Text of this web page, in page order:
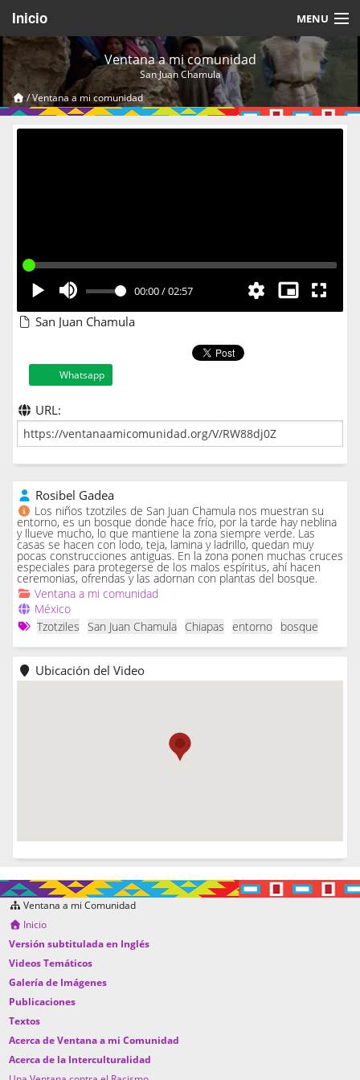
Inicio MENU
Acerca de
Videos Temáticos
Cerrar Sesión
Ventana a mi comunidad
San Juan Chamula
/Ventana a mi comunidad
00:00/02:57
San Juan Chamula
Whatsapp
URL:
Rosibel Gadea
Los niños tzotziles de San Juan Chamula nos muestran su
entorno, es un bosque donde hace frío, por la tarde hay neblina
y llueve mucho, lo que mantiene la zona siempre verde. Las
casas se hacen con lodo, teja, lamina y ladrillo, quedan muy
pocas construcciones antiguas. En la zona ponen muchas cruces
especiales para protegerse de los malos espíritus, ahí hacen
ceremonias, ofrendas y las adornan con plantas del bosque.
Ventana a mi comunidad
México
Tzotziles
San Juan Chamula Chiapas entorno bosque
Ubicación del Video
Ventana a mi Comunidad
Inicio
Versión subtitulada en Inglés
Videos Temáticos
Galería de Imágenes
Publicaciones
Textos
Acerca de Ventana a mi Comunidad
Acerca de la Interculturalidad